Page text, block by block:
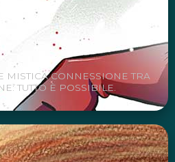
MISTICA CONNESSIONE TRA
TUTTO È POSSIBILE.